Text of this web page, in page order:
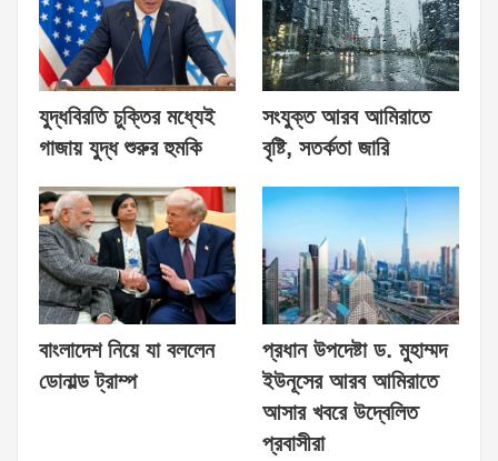
যুদ্ধবিরতি চুক্তির মধ্যেই
গাজায় যুদ্ধ শুরুর হুমকি
সংযুক্ত আরব আমিরাতে
বৃষ্টি, সতর্কতা জারি
বাংলাদেশ নিয়ে যা বললেন
ডোনাল্ড ট্রাম্প
প্রধান উপদেষ্টা ড. মুহাম্মদ
ইউনূসের আরব আমিরাতে
আসার খবরে উদ্বেলিত
প্রবাসীরা